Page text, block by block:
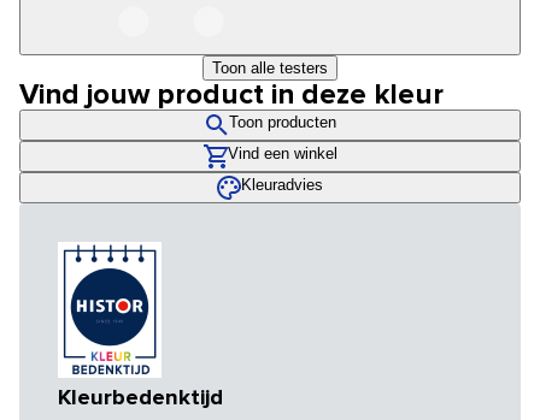
Toon alle testers
Vind jouw product in deze kleur
Toon producten
Vind een winkel
Kleuradvies
Kleurbedenktijd